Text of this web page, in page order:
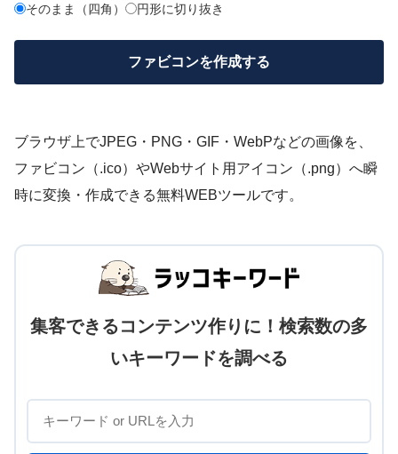
そのまま（四角） 円形に切り抜き
ファビコンを作成する
ブラウザ上でJPEG・PNG・GIF・WebPなどの画像を、
ファビコン（.ico）やWebサイト用アイコン（.png）へ瞬
時に変換・作成できる無料WEBツールです。
集客できるコンテンツ作りに！検索数の多
いキーワードを調べる